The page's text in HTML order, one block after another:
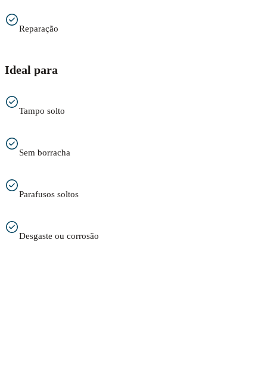
Reparação
Ideal para
Tampo solto
Sem borracha
Parafusos soltos
Desgaste ou corrosão